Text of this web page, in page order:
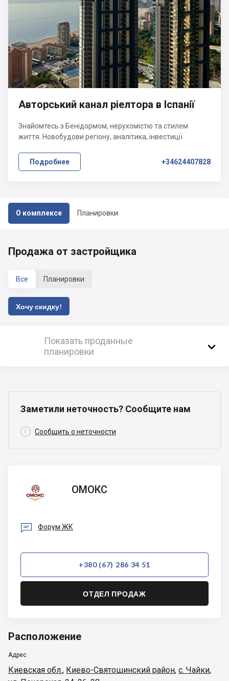
О комплексе Планировки
Авторський канал ріелтора в Іспанії
Знайомтесь з Бенідормом, нерухомістю та стилем
життя. Новобудови регіону, аналітика, інвестиції
Подробнее +34624407828
Продажа от застройщика
Все Планировки
Хочу скидку!
Показать проданные
планировки

Заметили неточность? Сообщите нам
 Сообщить о неточности
ОМОКС
ОМОКС
 Форум ЖК
+380 (67) 286 34 51
ОТДЕЛ ПРОДАЖ
Расположение
Адрес
Киевская обл., Киево-Святошинский район, с. Чайки,